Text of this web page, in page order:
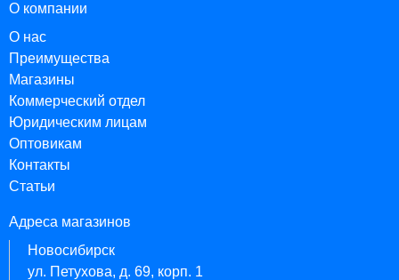
О компании
О нас
Преимущества
Магазины
Коммерческий отдел
Юридическим лицам
Оптовикам
Контакты
Статьи
Адреса магазинов
Новосибирск
ул. Петухова, д. 69, корп. 1